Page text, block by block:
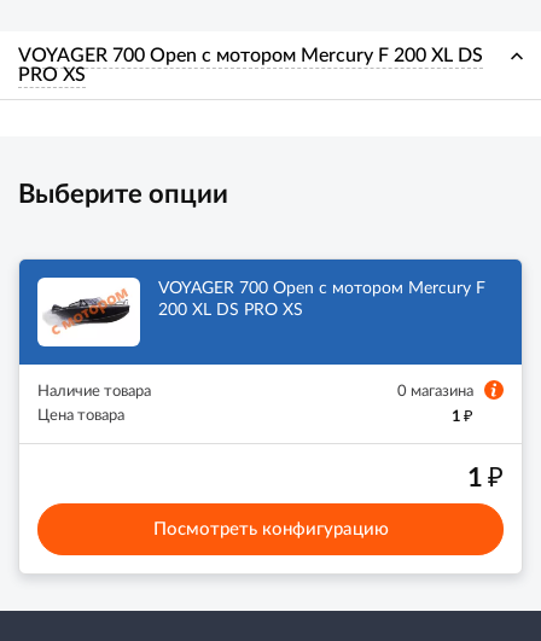
VOYAGER 700 Open с мотором Mercury F 200 XL DS
PRO XS
Выберите опции
VOYAGER 700 Open с мотором Mercury F
200 XL DS PRO XS
Наличие товара
0 магазина
Цена товара
1₽
1₽
Посмотреть конфигурацию